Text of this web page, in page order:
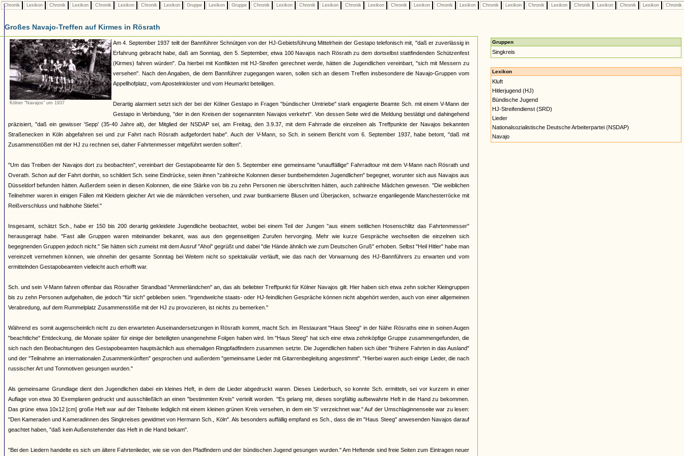
Chronik Lexikon Chronik Lexikon Chronik Lexikon Chronik Lexikon Gruppe Lexikon Gruppe Chronik Lexikon Chronik Lexikon Chronik Lexikon Chronik Lexikon Chronik Lexikon Chronik Lexikon Chronik Lexikon Chronik Lexikon Chronik Lexikon Chronik
Großes Navajo-Treffen auf Kirmes in Rösrath
Kölner "Navajos" um 1937
Am 4. September 1937 teilt der Bannführer Schnütgen von der HJ-Gebietsführung Mittelrhein der Gestapo telefonisch mit, "daß er zuverlässig in
Erfahrung gebracht habe, daß am Sonntag, den 5. September, etwa 100 Navajos nach Rösrath zu dem dortselbst stattfindenden Schützenfest
(Kirmes) fahren würden". Da hierbei mit Konflikten mit HJ-Streifen gerechnet werde, hätten die Jugendlichen vereinbart, "sich mit Messern zu
versehen". Nach den Angaben, die dem Bannführer zugegangen waren, sollen sich an diesem Treffen insbesondere die Navajo-Gruppen vom
Appellhofplatz, vom Apostelnkloster und vom Heumarkt beteiligen.
Derartig alarmiert setzt sich der bei der Kölner Gestapo in Fragen "bündischer Umtriebe" stark engagierte Beamte Sch. mit einem V-Mann der
Gestapo in Verbindung, "der in den Kreisen der sogenannten Navajos verkehrt". Von dessen Seite wird die Meldung bestätigt und dahingehend
präzisiert, "daß ein gewisser 'Sepp' (35-40 Jahre alt), der Mitglied der NSDAP sei, am Freitag, den 3.9.37, mit dem Fahrrade die einzelnen als Treffpunkte der Navajos bekannten
Straßenecken in Köln abgefahren sei und zur Fahrt nach Rösrath aufgefordert habe". Auch der V-Mann, so Sch. in seinem Bericht vom 6. September 1937, habe betont, "daß mit
Zusammenstößen mit der HJ zu rechnen sei, daher Fahrtenmesser mitgeführt werden sollten".
"Um das Treiben der Navajos dort zu beobachten", vereinbart der Gestapobeamte für den 5. September eine gemeinsame "unauffällige" Fahrradtour mit dem V-Mann nach Rösrath und
Overath. Schon auf der Fahrt dorthin, so schildert Sch. seine Eindrücke, seien ihnen "zahlreiche Kolonnen dieser buntbehemdeten Jugendlichen" begegnet, worunter sich aus Navajos aus
Düsseldorf befunden hätten. Außerdem seien in diesen Kolonnen, die eine Stärke von bis zu zehn Personen nie überschritten hätten, auch zahlreiche Mädchen gewesen. "Die weiblichen
Teilnehmer waren in einigen Fällen mit Kleidern gleicher Art wie die männlichen versehen, und zwar buntkarrierte Blusen und Überjacken, schwarze enganliegende Manchesterröcke mit
Reißverschluss und halbhohe Stiefel."
Insgesamt, schätzt Sch., habe er 150 bis 200 derartig gekleidete Jugendliche beobachtet, wobei bei einem Teil der Jungen "aus einem seitlichen Hosenschlitz das Fahrtenmesser"
herausgeragt habe. "Fast alle Gruppen waren miteinander bekannt, was aus den gegenseitigen Zurufen hervorging. Mehr wie kurze Gespräche wechselten die einzelnen sich
begegnenden Gruppen jedoch nicht." Sie hätten sich zumeist mit dem Ausruf "Ahoi" gegrüßt und dabei "die Hände ähnlich wie zum Deutschen Gruß" erhoben. Selbst "Heil Hitler" habe man
vereinzelt vernehmen können, wie ohnehin der gesamte Sonntag bei Weitem nicht so spektakulär verläuft, wie das nach der Vorwarnung des HJ-Bannführers zu erwarten und vom
ermittelnden Gestapobeamten vielleicht auch erhofft war.
Sch. und sein V-Mann fahren offenbar das Rösrather Strandbad "Ammerländchen" an, das als beliebter Treffpunkt für Kölner Navajos gilt. Hier haben sich etwa zehn solcher Kleingruppen
bis zu zehn Personen aufgehalten, die jedoch "für sich" geblieben seien. "Irgendwelche staats- oder HJ-feindlichen Gespräche können nicht abgehört werden, auch von einer allgemeinen
Verabredung, auf dem Rummelplatz Zusammenstöße mit der HJ zu provozieren, ist nichts zu bemerken."
Während es somit augenscheinlich nicht zu den erwarteten Auseinandersetzungen in Rösrath kommt, macht Sch. im Restaurant "Haus Steeg" in der Nähe Rösraths eine in seinen Augen
"beachtliche" Entdeckung, die Monate später für einige der beteiligten unangenehme Folgen haben wird. Im "Haus Steeg" hat sich eine etwa zehnköpfige Gruppe zusammengefunden, die
sich nach den Beobachtungen des Gestapobeamten hauptsächlich aus ehemaligen Ringpfadfindern zusammen setzte. Die Jugendlichen haben sich über "frühere Fahrten in das Ausland"
und der "Teilnahme an internationalen Zusammenkünften" gesprochen und außerdem "gemeinsame Lieder mit Gitarrenbegleitung angestimmt". "Hierbei waren auch einige Lieder, die nach
russischer Art und Tonmotiven gesungen wurden."
Als gemeinsame Grundlage dient den Jugendlichen dabei ein kleines Heft, in dem die Lieder abgedruckt waren. Dieses Liederbuch, so konnte Sch. ermitteln, sei vor kurzem in einer
Auflage von etwa 30 Exemplaren gedruckt und ausschließlich an einen "bestimmten Kreis" verteilt worden. "Es gelang mir, dieses sorgfältig aufbewahrte Heft in die Hand zu bekommen.
Das grüne etwa 10x12 [cm] große Heft war auf der Titelseite lediglich mit einem kleinen grünen Kreis versehen, in dem ein 'S' verzeichnet war." Auf der Umschlaginnenseite war zu lesen:
"Den Kameraden und Kameradinnen des Singkreises gewidmet von Hermann Sch., Köln". Als besonders auffällig empfand es Sch., dass die im "Haus Steeg" anwesenden Navajos darauf
geachtet haben, "daß kein Außenstehender das Heft in die Hand bekam".
"Bei den Liedern handelte es sich um ältere Fahrtenlieder, wie sie von den Pfadfindern und der bündischen Jugend gesungen wurden." Am Heftende sind freie Seiten zum Eintragen neuer
Gruppen
Singkreis
Lexikon
Kluft
Hitlerjugend (HJ)
Bündische Jugend
HJ-Streifendienst (SRD)
Lieder
Nationalsozialistische Deutsche Arbeiterpartei (NSDAP)
Navajo